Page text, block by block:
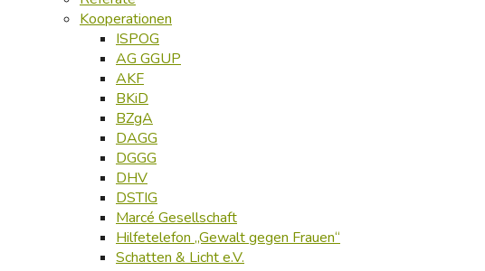
Kooperationen
ISPOG
AG GGUP
AKF
BKiD
BZgA
DAGG
DGGG
DHV
DSTIG
Marcé Gesellschaft
Hilfetelefon „Gewalt gegen Frauen“
Schatten & Licht e.V.